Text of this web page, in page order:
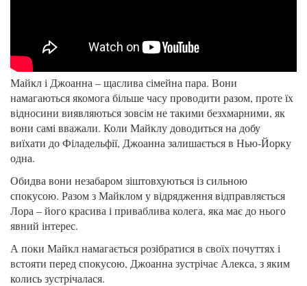
Майкл і Джоанна – щаслива сімейна пара. Вони
намагаються якомога більше часу проводити разом, проте їх
відносини виявляються зовсім не такими безхмарними, як
вони самі вважали. Коли Майклу доводиться на добу
виїхати до Філадельфії, Джоанна залишається в Нью-Йорку
одна.
Обидва вони незабаром зіштовхуються із сильною
спокусою. Разом з Майклом у відрядження відправляється
Лора – його красива і приваблива колега, яка має до нього
явний інтерес.
А поки Майкл намагається розібратися в своїх почуттях і
встояти перед спокусою, Джоанна зустрічає Алекса, з яким
колись зустрічалася.